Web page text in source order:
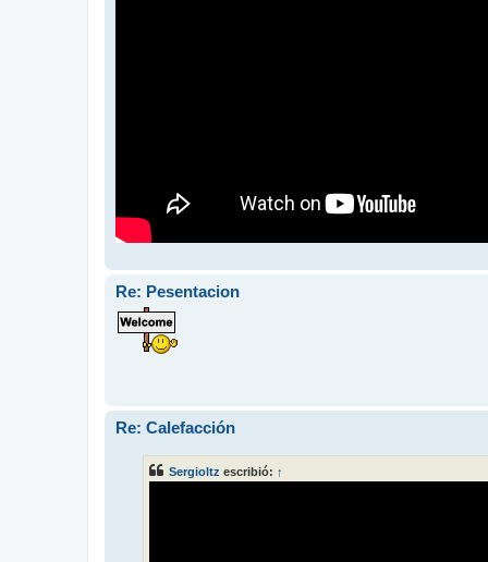
Re: Pesentacion
Re: Calefacción
Sergioltz escribió: ↑